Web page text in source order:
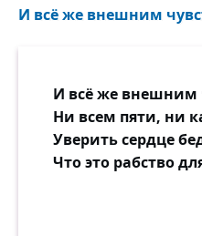
И всё же внешним
И всё же внешним
Ни всем пяти, ни
Уверить сердце
Что это рабство